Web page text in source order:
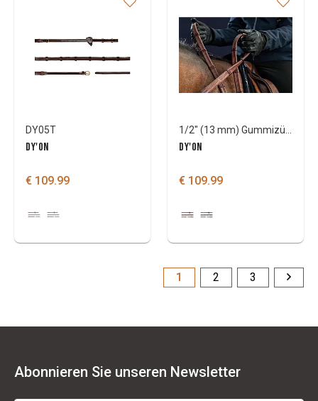
DY05T
DY'ON
€ 109.99
DY'ON
€ 109.99
1 2 3
Abonnieren Sie unseren Newsletter